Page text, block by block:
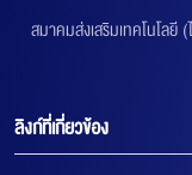
สมาคมส่งเสริมเทคโนโล
ลิงก์ที่เกี่ยวข้อง